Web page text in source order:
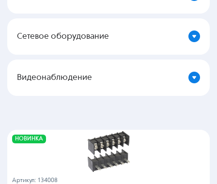
Сетевое оборудование
Видеонаблюдение
НОВИНКА
Артикул: 134008